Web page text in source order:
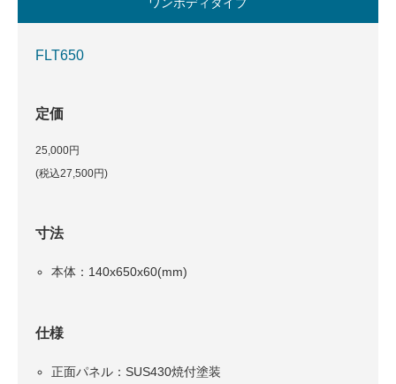
FLT650
定価
25,000円
(税込27,500円)
寸法
本体：140x650x60(mm)
仕様
正面パネル：SUS430焼付塗装